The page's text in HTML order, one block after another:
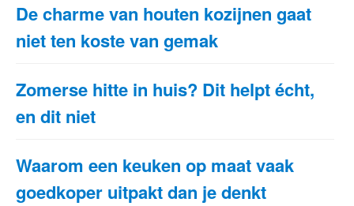
De charme van houten kozijnen gaat
niet ten koste van gemak
Zomerse hitte in huis? Dit helpt écht,
en dit niet
Waarom een keuken op maat vaak
goedkoper uitpakt dan je denkt